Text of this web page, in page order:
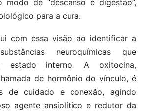
modo de “descanso e digestão”,
para a cura.
com essa visão ao identificar a
neuroquímicas que
estado interno. A oxitocina,
de hormônio do vínculo, é
de cuidado e conexão, agindo
agente ansiolítico e redutor da